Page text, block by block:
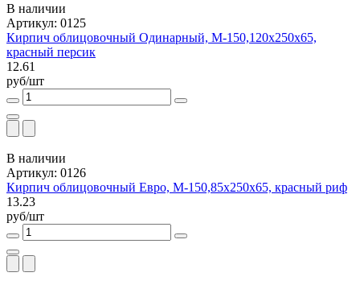
В наличии
Артикул: 0125
Кирпич облицовочный Одинарный, М-150,120x250x65,
красный персик
12.61
руб/шт
В наличии
Артикул: 0126
Кирпич облицовочный Евро, М-150,85x250x65, красный риф
13.23
руб/шт